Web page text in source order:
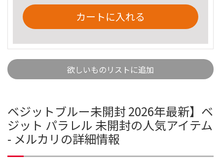
カートに入れる
欲しいものリストに追加
ベジットブルー未開封 2026年最新】ベ
ジット パラレル 未開封の人気アイテム
- メルカリの詳細情報